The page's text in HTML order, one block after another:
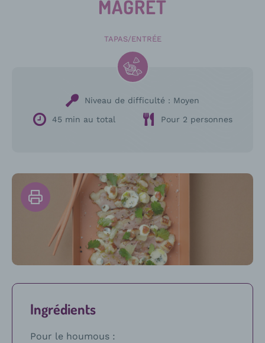
MAGRET
TAPAS/ENTRÉE
Niveau de difficulté : Moyen
45 min au total
Pour 2 personnes
Imprimer
recette
Ingrédients
Pour le houmous :